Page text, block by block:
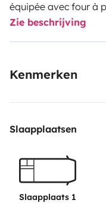
équipée avec four à
bouteilles de gaz,
grande soute, idéal
Zie beschrijving
Kenmerken
Slaapplaatsen
Slaapplaats 1